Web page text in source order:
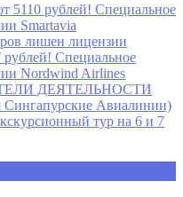
5110 рублей! Специальное
Smartavia
лишен лицензии
Специальное
Nordwind Airlines
ДЕЯТЕЛЬНОСТИ
Авиалинии)
тур на 6 и 7